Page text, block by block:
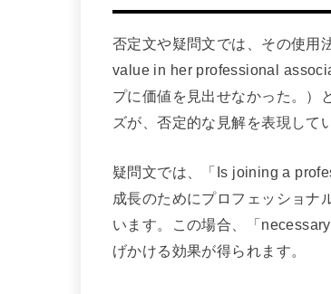
否定文や疑問文では、その使用
value in her professional
プに価値を見出せなかった。）
ズが、否定的な見解を表現して
疑問文では、「Is joining a
成長のためにプロフェッショナ
います。この場合、「
げかける効果が得られます。